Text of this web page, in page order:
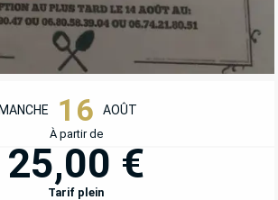
ET COORDONNÉES
16 AOÛT
À partir de
25,00 €
Tarif plein